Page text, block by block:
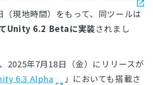
（現地時間）をもって、同ツールは
Unity 6.2 Betaに実装されまし
2025年7月18日（金）にリリースが
6.3 Alpha
」においても搭載さ